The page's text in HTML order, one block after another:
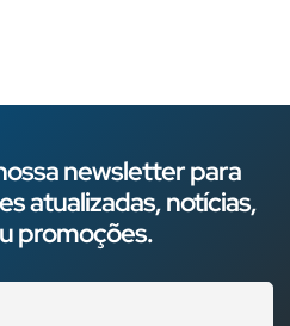
newsletter para
atualizadas, notícias,
promoções.